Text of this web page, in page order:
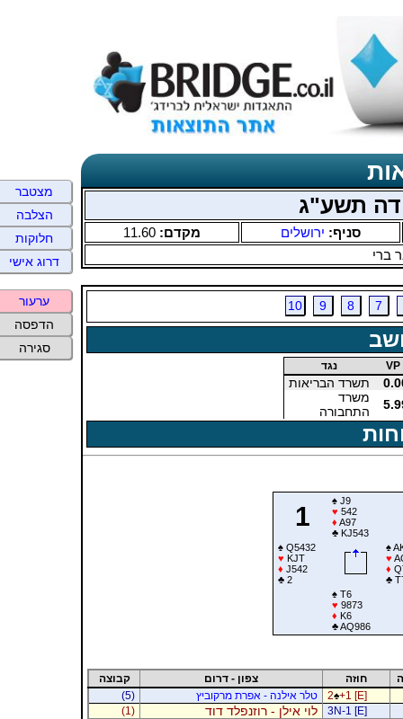
תשע"ג
סניף: ירושלים מקדם: 11.60
ברי
7
8
9
10
VP נגד
תשרד הבריאות
משרד
התחבורה
1
♠J9
♥ 542
♦ A97
♣KJ543
♠Q5432
♥ KJT
♦ J542
♣2
♠
♥
♦
♣
♠T6
♥ 9873
♦ K6
♣AQ986
חוזה צפון - דרום
קבוצה
2♠+1 [E] טלר אילנה - אפרת מרקוביץ
(5)
3N-1 [E]
לוי אילן - רוזנפלד דוד
(1)
מצטבר
הצלבה
חלוקות
דרוג אישי
ערעור
הדפסה
סגירה